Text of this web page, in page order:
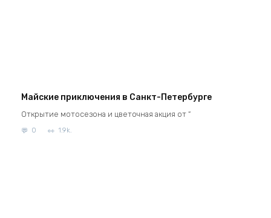
Майские приключения в Санкт-Петербурге
Открытие мотосезона и цветочная акция от “
0 1.9k.